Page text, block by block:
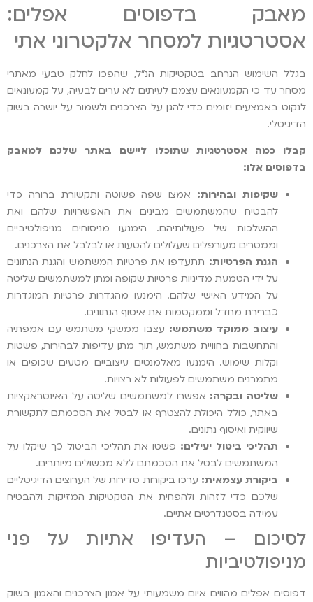
מאבק בדפוסים אפלים:
אסטרטגיות למסחר אלקטרוני אתי
בגלל השימוש הנרחב בטקטיקות הנ"ל, שהפכו לחלק טבעי מאתרי
מסחר עד כי הקמעונאים עצמם לעיתים לא ערים לבעיה, על קמעונאים
לנקוט באמצעים יזומים כדי להגן על הצרכנים ולשמור על יושרה בשוק
הדיגיטלי.
קבלו כמה אסטרטגיות שתוכלו ליישם באתר שלכם למאבק
בדפוסים אלו:
שקיפות ובהירות: אמצו שפה פשוטה ותקשורת ברורה כדי
להבטיח שהמשתמשים מבינים את האפשרויות שלהם ואת
ההשלכות של פעולותיהם. הימנעו מניסוחים מניפולטיביים
וממסרים מעורפלים שעלולים להטעות או לבלבל את הצרכנים.
הגנת הפרטיות: תתעדפו את פרטיות המשתמש והגנת הנתונים
על ידי הטמעת מדיניות פרטיות שקופה ומתן למשתמשים שליטה
על המידע האישי שלהם. הימנעו מהגדרות פרטיות המוגדרות
כברירת מחדל וממקסמות את איסוף הנתונים.
עיצוב ממוקד משתמש: עצבו ממשקי משתמש עם אמפתיה
והתחשבות בחוויית משתמש, תוך מתן עדיפות לבהירות, פשטות
וקלות שימוש. הימנעו מאלמנטים עיצוביים מטעים שכופים או
מתמרנים משתמשים לפעולות לא רצויות.
שליטה ובקרה: אפשרו למשתמשים שליטה על האינטראקציות
באתר, כולל היכולת להצטרף או לבטל את הסכמתם לתקשורת
שיווקית ואיסוף נתונים.
תהליכי ביטול יעילים: פשטו את תהליכי הביטול כך שיקלו על
המשתמשים לבטל את הסכמתם ללא מכשולים מיותרים.
ביקורת עצמאית: ערכו ביקורות סדירות של הערוצים הדיגיטליים
שלכם כדי לזהות ולהפחית את הטקטיקות המזיקות ולהבטיח
עמידה בסטנדרטים אתיים.
לסיכום – העדיפו אתיות על פני
מניפולטיביות
דפוסים אפלים מהווים איום משמעותי על אמון הצרכנים והאמון בשוק